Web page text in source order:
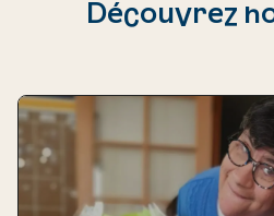
Découvrez